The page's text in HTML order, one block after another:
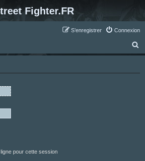
Fighter.FR
Connexion
S’enregistrer
e
pour cette session